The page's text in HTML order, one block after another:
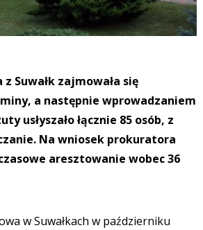
Suwałk zajmowała się
a następnie wprowadzaniem
usłyszało łącznie 85 osób, z
Na wniosek prokuratora
aresztowanie wobec 36
w Suwałkach w październiku